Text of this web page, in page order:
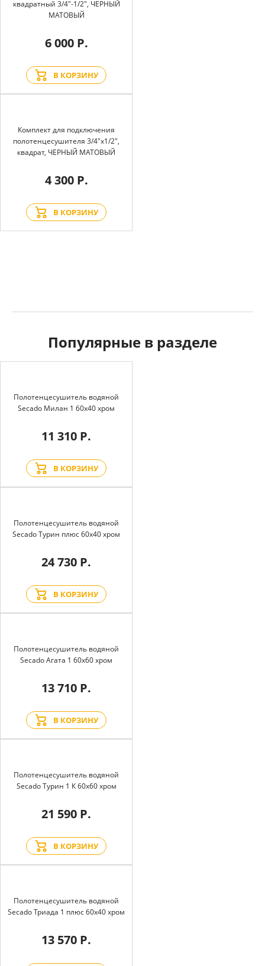
квадратный 3/4"-1/2", ЧЕРНЫЙ
МАТОВЫЙ
6 000 Р.
В КОРЗИНУ
Комплект для подключения
полотенцесушителя 3/4"х1/2",
квадрат, ЧЕРНЫЙ МАТОВЫЙ
4 300 Р.
В КОРЗИНУ
Популярные в разделе
Полотенцесушитель водяной
Secado Милан 1 60x40 хром
11 310 Р.
В КОРЗИНУ
Полотенцесушитель водяной
Secado Турин плюс 60x40 хром
24 730 Р.
В КОРЗИНУ
Полотенцесушитель водяной
Secado Агата 1 60x60 хром
13 710 Р.
В КОРЗИНУ
Полотенцесушитель водяной
Secado Турин 1 К 60x60 хром
21 590 Р.
В КОРЗИНУ
Полотенцесушитель водяной
Secado Триада 1 плюс 60x40 хром
13 570 Р.